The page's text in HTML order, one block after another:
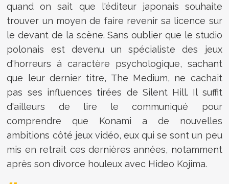
quand on sait que l'éditeur japonais souhaite
trouver un moyen de faire revenir sa licence sur
le devant de la scène. Sans oublier que le studio
polonais est devenu un spécialiste des jeux
d'horreurs à caractère psychologique, sachant
que leur dernier titre, The Medium, ne cachait
pas ses influences tirées de Silent Hill. Il suffit
d'ailleurs de lire le communiqué pour
comprendre que Konami a de nouvelles
ambitions côté jeux vidéo, eux qui se sont un peu
mis en retrait ces dernières années, notamment
après son divorce houleux avec Hideo Kojima.